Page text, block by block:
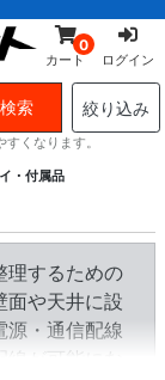
0
カート ログイン
絞り込み
くなります。
・付属品
理するための
面や天井に設
源・通信配線
が可能にな